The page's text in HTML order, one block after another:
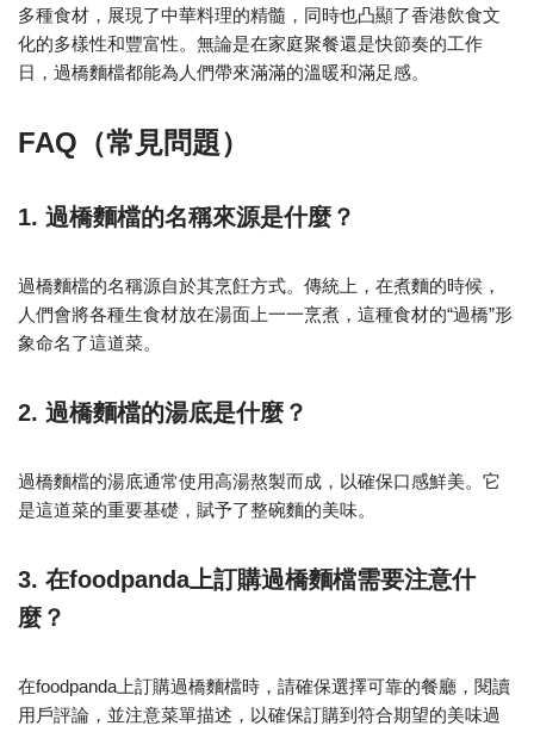
多種食材，展現了中華料理的精髓，同時也凸顯了香港飲食文
化的多樣性和豐富性。無論是在家庭聚餐還是快節奏的工作
日，過橋麵檔都能為人們帶來滿滿的溫暖和滿足感。
FAQ（常見問題）
1. 過橋麵檔的名稱來源是什麼？
過橋麵檔的名稱源自於其烹飪方式。傳統上，在煮麵的時候，
人們會將各種生食材放在湯面上一一烹煮，這種食材的“過橋”形
象命名了這道菜。
2. 過橋麵檔的湯底是什麼？
過橋麵檔的湯底通常使用高湯熬製而成，以確保口感鮮美。它
是這道菜的重要基礎，賦予了整碗麵的美味。
3. 在foodpanda上訂購過橋麵檔需要注意什
麼？
在foodpanda上訂購過橋麵檔時，請確保選擇可靠的餐廳，閱讀
用戶評論，並注意菜單描述，以確保訂購到符合期望的美味過